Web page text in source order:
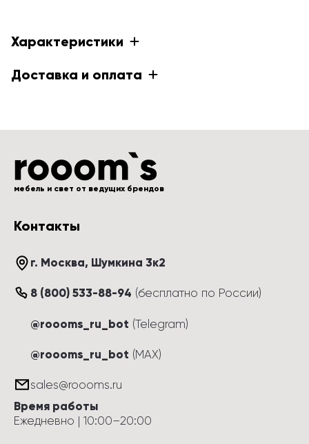
Характеристики
Доставка и оплата
мебель и свет от ведущих брендов
Контакты
г. Москва, Шумкина 3к2
8 (800) 533-88-94 (бесплатно по России)
@roooms_ru_bot (Telegram)
@roooms_ru_bot (MAX)
sales@roooms.ru
Время работы
Ежедневно | 10:00–20:00